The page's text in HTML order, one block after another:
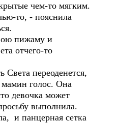
чем-то мягким.
то, - пояснила
пижаму и
отчего-то
Света переоденется,
голос. Она
девочка может
выполнила.
и панцерная сетка